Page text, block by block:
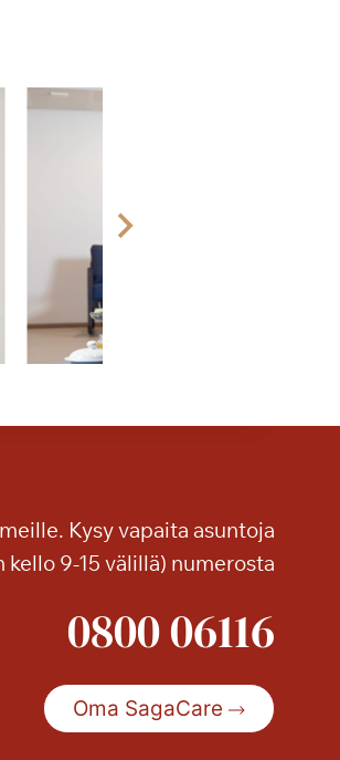
Kysy vapaita asuntoja
kello 9-15 välillä) numerosta
0800 06116
Oma SagaCare